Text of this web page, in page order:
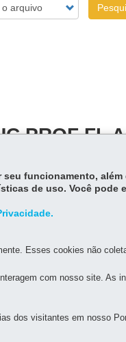
PROF FL
funcionamento,
de uso. Você pode
Esses cookies não
com nosso site. As
dos visitantes em nosso